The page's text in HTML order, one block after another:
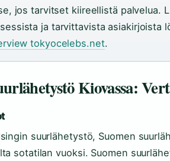
jos tarvitset kiireellistä palvelua.
ja tarvittavista asiakirjoista
tokyocelebs.net.
Kiovassa:
suurlähetystö, Suomen
sotatilan vuoksi. Suomen